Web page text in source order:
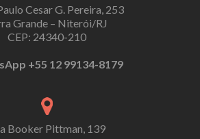
Cesar G. Pereira, 253
Grande – Niterói/RJ
CEP: 24340-210
+55 12 99134-8179
Booker Pittman, 139